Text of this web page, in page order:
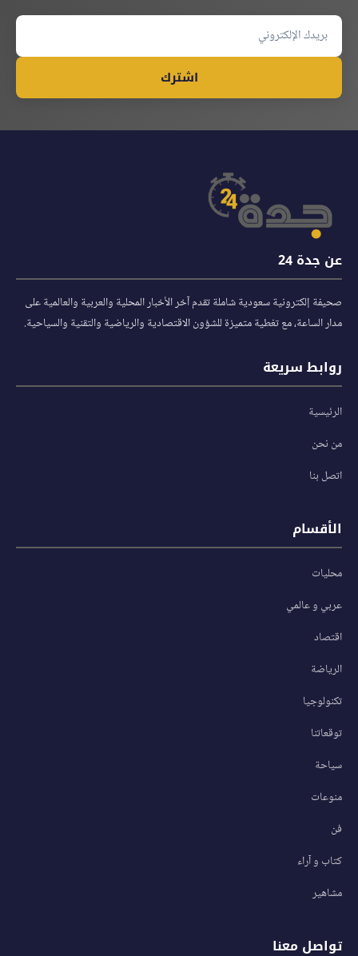
اشترك
عن جدة 24
صحيفة إلكترونية سعودية شاملة تقدم آخر الأخبار المحلية والعربية والعالمية على
مدار الساعة، مع تغطية متميزة للشؤون الاقتصادية والرياضية والتقنية والسياحية.
روابط سريعة
الرئيسية
من نحن
اتصل بنا
الأقسام
محليات
عربي و عالمي
اقتصاد
الرياضة
تكنولوجيا
توقعاتنا
سياحة
منوعات
فن
كتاب و آراء
مشاهير
تواصل معنا